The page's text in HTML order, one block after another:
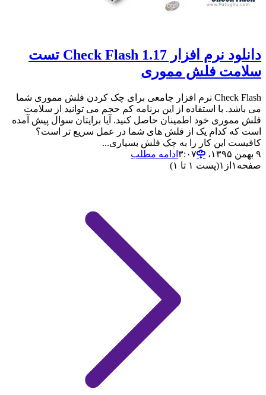
دانلود نرم افزار Check Flash 1.17 تست
سلامت فلش مموری
Check Flash نرم افزار جامعی برای چک کردن فلش مموری شما
می باشد. با استفاده از این برنامه کم حجم می توانید از سلامت
فلش مموری خود اطمینان حاصل کنید. آیا برایتان سوال پیش آمده
است که کدام یک از فلش های شما در عمل سریع تر است؟
کافیست این کار را به چک فلش بسپاری...
۹ بهمن ۱۳۹۵،‏ ۳:۰۷
ادامه مطلب
صفحه ۱ از ۱(پست ۱ تا ۱)